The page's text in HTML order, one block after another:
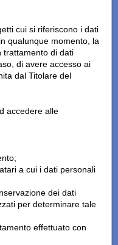
cui si riferiscono i dati
qualunque momento, la
trattamento di dati
di avere accesso ai
dal Titolare del
accedere alle
a cui i dati personali
dei dati
per determinare tale
effettuato con